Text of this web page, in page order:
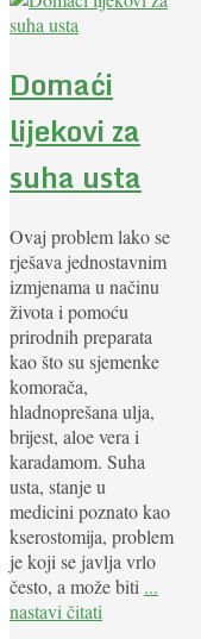
Domaći
lijekovi za
suha usta
Ovaj problem lako se
rješava jednostavnim
izmjenama u načinu
života i pomoću
prirodnih preparata
kao što su sjemenke
komorača,
hladnoprešana ulja,
brijest, aloe vera i
karadamom. Suha
usta, stanje u
medicini poznato kao
kserostomija, problem
je koji se javlja vrlo
često, a može biti ...
nastavi čitati